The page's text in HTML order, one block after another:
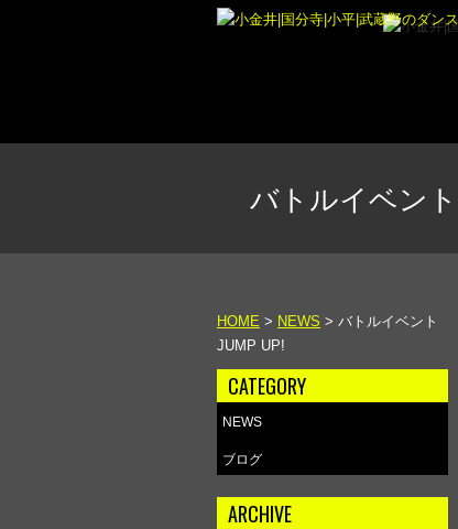
バトルイベン
HOME > NEWS > バトルイベント
JUMP UP!
CATEGORY
NEWS
ブログ
ARCHIVE